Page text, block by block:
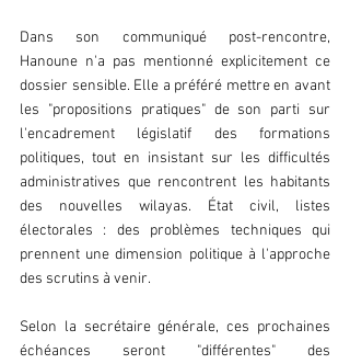
Dans son communiqué post-rencontre,
Hanoune n'a pas mentionné explicitement ce
dossier sensible. Elle a préféré mettre en avant
les "propositions pratiques" de son parti sur
l'encadrement législatif des formations
politiques, tout en insistant sur les difficultés
administratives que rencontrent les habitants
des nouvelles wilayas. État civil, listes
électorales : des problèmes techniques qui
prennent une dimension politique à l'approche
des scrutins à venir.
Selon la secrétaire générale, ces prochaines
échéances seront "différentes" des